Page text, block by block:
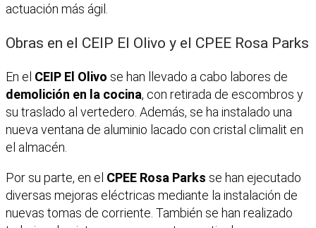
actuación más ágil.
Obras en el CEIP El Olivo y el CPEE Rosa Parks
En el CEIP El Olivo se han llevado a cabo labores de
demolición en la cocina, con retirada de escombros y
su traslado al vertedero. Además, se ha instalado una
nueva ventana de aluminio lacado con cristal climalit en
el almacén.
Por su parte, en el CPEE Rosa Parks se han ejecutado
diversas mejoras eléctricas mediante la instalación de
nuevas tomas de corriente. También se han realizado